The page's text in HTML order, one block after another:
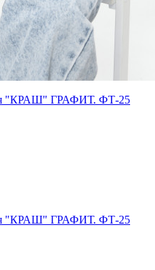
"КРАШ" ГРАФИТ. ФТ-25
"КРАШ" ГРАФИТ. ФТ-25